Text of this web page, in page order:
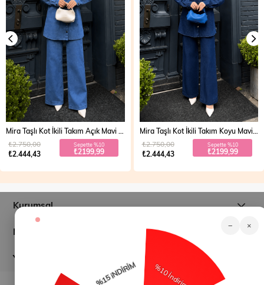
₺2.444,43
₺2.750,00 Sepette %10
₺2199,99
Mira Taşlı Kot İkili Takım Koyu Mavi 19286
₺2.444,43
₺2.750,00 Sepette %10
₺2199,99
Kurumsal
Müşteri İlişkileri
Yardım
− ×